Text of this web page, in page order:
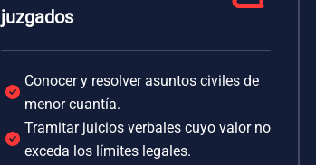
juzgados
Conocer y resolver asuntos civiles de
menor cuantía.
Tramitar juicios verbales cuyo valor no
exceda los límites legales.